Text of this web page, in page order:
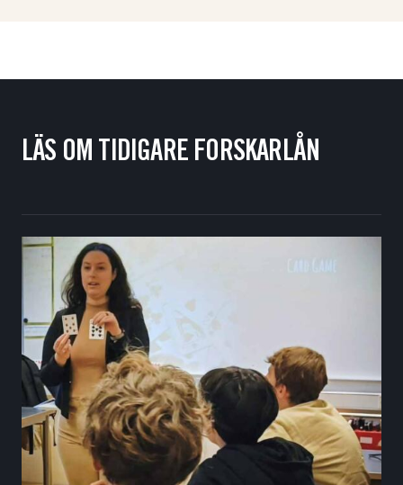
LÄS OM TIDIGARE FORSKARLÅN
Töm filter